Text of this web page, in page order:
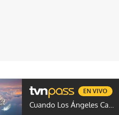
PROGRAMAS GENTE TVN
Cuando Los Ángeles Caen
EN VIVO